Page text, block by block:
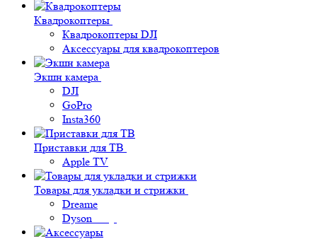
Квадрокоптеры
Квадрокоптеры DJI
Аксессуары для квадрокоптеров
Экшн камера
DJI
GoPro
Insta360
Приставки для ТВ
Apple TV
Товары для укладки и стрижки
Dreame
Dyson